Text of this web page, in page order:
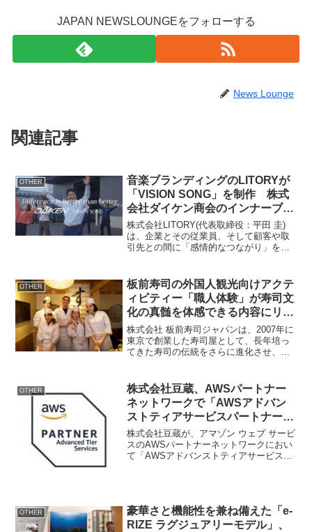
JAPAN NEWSLOUNGEをフォローする
News Lounge
関連記事
OTHER
音楽ブランディングのLITORYが
「VISION SONG」を制作 株式
会社ダイケン商会のインナーブラ
ンディングを強化
株式会社LITORY(代表取締役：平田 圭)
は、企業とその従業員、そして顧客や取
引先との間に「感情的なつながり」を生
業のビジョン、ミッション、バリュ...
OTHER
板前寿司の外国人観光向けアクテ
ィビティー「職人体験」が寿司文
化の真髄を体感できる内容にリニ
ューアル！
株式会社 板前寿司ジャパンは、2007年に
東京で創業した寿司屋として、長年培っ
てきた寿司の伝統をさらに進化させ、
す。今回のリニューアルでは、よくあ
る...
OTHER
株式会社豆蔵、AWSパートナー
ネットワークで「AWSアドバン
ストティアサービスパートナー」
に昇格
株式会社豆蔵が、アマゾン ウェブ サービ
スのAWSパートナーネットワークにおい
て「AWSアドバンストティアサービスパ
OTHER
豪華さと機能性を兼ね備えた「e-
RIZE ラグジュアリーモデル」、